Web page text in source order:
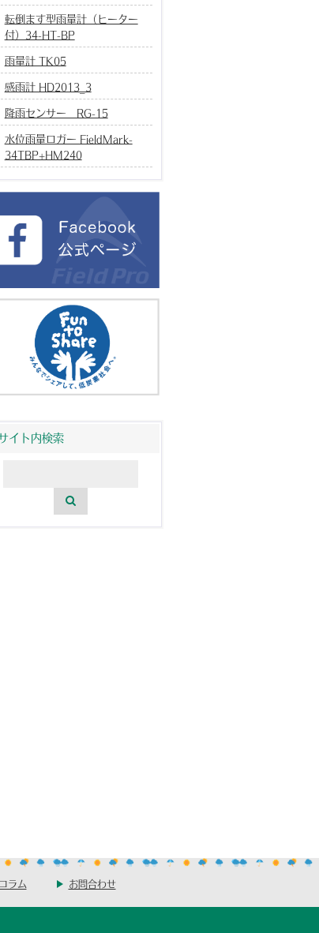
転倒ます型雨量計（ヒーター
付）34-HT-BP
雨量計 TK05
感雨計 HD2013_3
降雨センサー RG-15
水位雨量ロガー FieldMark-
34TBP+HM240
イト内検索
コラム お問合わせ